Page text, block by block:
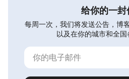
给你的一封
每周一次，我们将发送公告，博
以及在你的城市和全国